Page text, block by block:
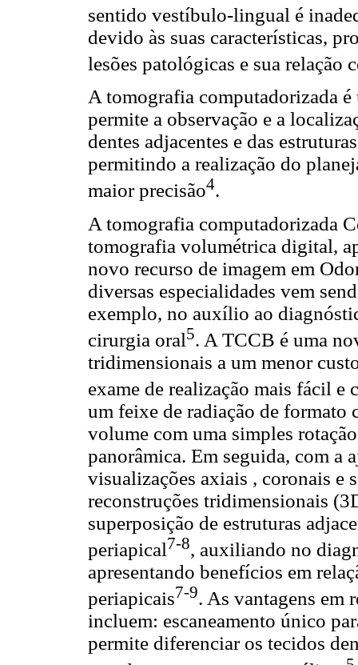
sentido vestíbulo-lingual é
devido às suas características,
lesões patológicas e sua relação
A tomografia computadorizada
permite a observação e a
dentes adjacentes e das
permitindo a realização do
maior precisão4.
A tomografia computadorizada
tomografia volumétrica digital,
novo recurso de imagem em
diversas especialidades vem
exemplo, no auxílio ao
cirurgia oral5. A TCCB é uma
tridimensionais a um menor
exame de realização mais fácil e
um feixe de radiação de formato
volume com uma simples
panorâmica. Em seguida, com a
visualizações axiais , coronais e
reconstruções tridimensionais
superposição de estruturas
periapical7-8, auxiliando no
apresentando benefícios em
periapicais7-9. As vantagens em
incluem: escaneamento único
permite diferenciar os tecidos